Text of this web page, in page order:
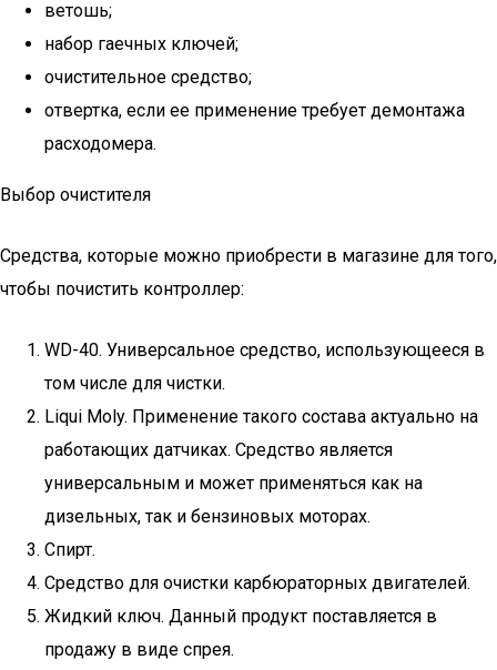
ветошь;
набор гаечных ключей;
очистительное средство;
отвертка, если ее применение требует демонтажа
расходомера.
Выбор очистителя
Средства, которые можно приобрести в магазине для того,
чтобы почистить контроллер:
WD-40. Универсальное средство, использующееся в
том числе для чистки.
Liqui Moly. Применение такого состава актуально на
работающих датчиках. Средство является
универсальным и может применяться как на
дизельных, так и бензиновых моторах.
Спирт.
Средство для очистки карбюраторных двигателей.
Жидкий ключ. Данный продукт поставляется в
продажу в виде спрея.